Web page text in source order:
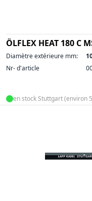
ÖLFLEX HEAT 180 C
Diamètre extérieure mm:
Nr- d'article
en stock Stuttgart (environ